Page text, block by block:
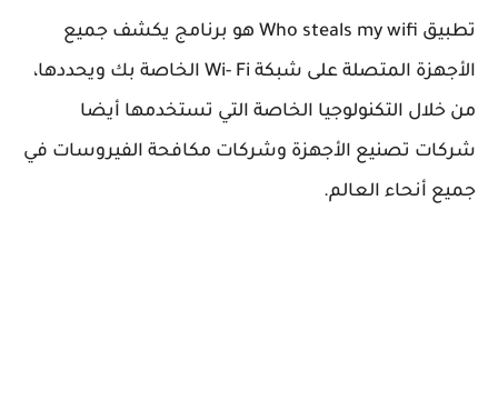
تطبيق Who steals my wifi هو برنامج يكشف جميع
الأجهزة المتصلة على شبكة Wi- Fi الخاصة بك ويحددها،
من خلال التكنولوجيا الخاصة التي تستخدمها أيضا
شركات تصنيع الأجهزة وشركات مكافحة الفيروسات في
جميع أنحاء العالم.